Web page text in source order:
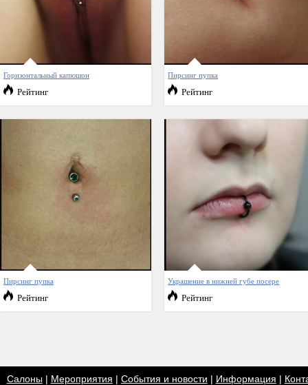
Горизонтальный капюшон
Рейтинг
Пирсинг пупка
Рейтинг
Пирсинг пупка
Рейтинг
Украшение в нижней губе посере
Рейтинг
Салоны| Мероприятия | События и новости | Информация |